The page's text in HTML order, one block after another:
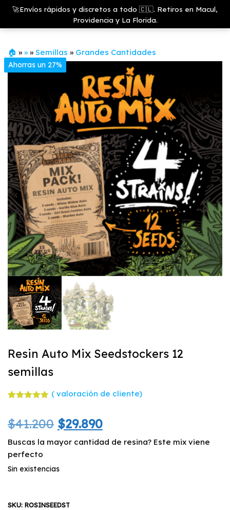
Saltar
contenido
🚀Envíos rápidos y discretos a todo 🇨🇱. Retiros en Macul,
Providencia y La Florida.
Growshop
& LED
Store
🏠 » » » Semillas » Grandes Cantidades
Ahorras un 27%
Resin Auto Mix Seedstockers 12
semillas
de 5 en
base a
de un
cliente
( valoración de cliente)
$41.200 El
precio
$41.200.
$29.890El
precio
Buscas la mayor cantidad de resina? Este mix viene
perfecto
Sin existencias
SKU: ROSINSEEDST